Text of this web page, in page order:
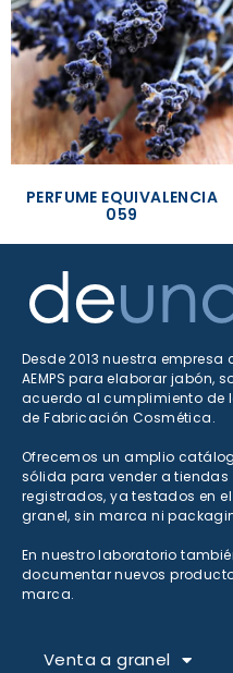
PERFUME EQUIVALENCIA
059
Desde 2013 nuestra
AEMPS para elaborar jabón,
acuerdo al cumplimiento de
de Fabricación Cosmética.
Ofrecemos un amplio
sólida para vender a tiendas
registrados, ya testados en
granel, sin marca ni
En nuestro laboratorio
documentar nuevos
marca.
Venta a granel